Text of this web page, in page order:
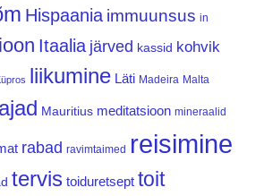
Hispaania immuunsus in
Itaalia järved kassid kohvik
liikumine Läti Madeira Malta
Mauritius meditatsioon mineraalid
rabad ravimtaimed reisimine
tervis toiduretsept toit